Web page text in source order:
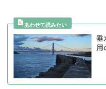
垂
用